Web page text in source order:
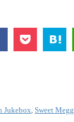
Jukebox Sweet Megg